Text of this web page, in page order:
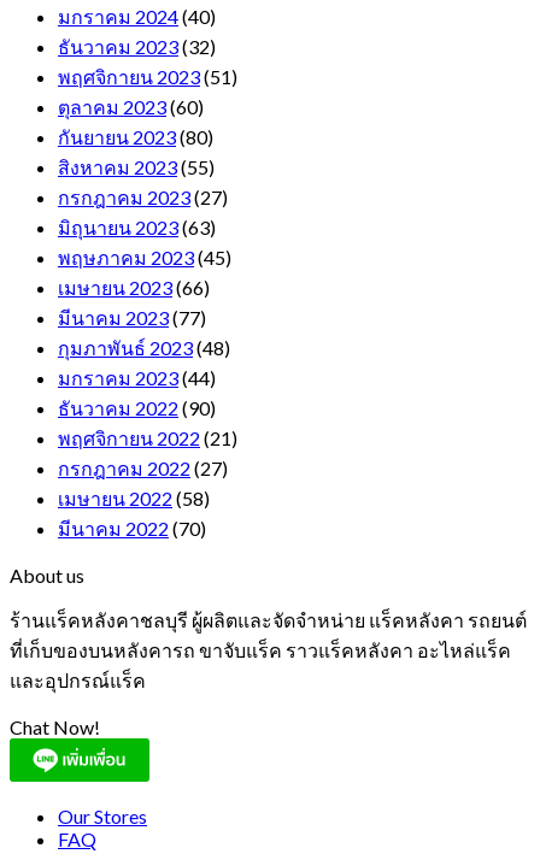
มกราคม 2024(40)
ธันวาคม 2023(32)
พฤศจิกายน 2023(51)
ตุลาคม 2023(60)
กันยายน 2023(80)
สิงหาคม 2023(55)
กรกฎาคม 2023(27)
มิถุนายน 2023(63)
พฤษภาคม 2023(45)
เมษายน 2023(66)
มีนาคม 2023(77)
กุมภาพันธ์ 2023(48)
มกราคม 2023(44)
ธันวาคม 2022 (90)
พฤศจิกายน 2022 (21)
กรกฎาคม 2022 (27)
เมษายน 2022 (58)
มีนาคม 2022 (70)
About us
ร้านแร็คหลังคาชลบุรี ผู้ผลิตและจัดจำหน่าย แร็คหลังคา รถยนต์
ที่เก็บของบนหลังคารถ ขาจับแร็ค ราวแร็คหลังคา อะไหล่แร็ค
และอุปกรณ์แร็ค
Chat Now!
Our Stores
FAQ